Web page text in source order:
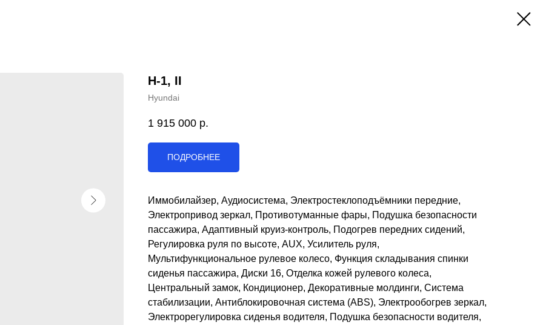
H-1, II
Hyundai
1 915 000 р.
ПОДРОБНЕЕ
Иммобилайзер, Аудиосистема, Электростеклоподъёмники передние,
Электропривод зеркал, Противотуманные фары, Подушка безопасности
пассажира, Адаптивный круиз-контроль, Подогрев передних сидений,
Регулировка руля по высоте, AUX, Усилитель руля,
Мультифункциональное рулевое колесо, Функция складывания спинки
сиденья пассажира, Диски 16, Отделка кожей рулевого колеса,
Центральный замок, Кондиционер, Декоративные молдинги, Система
стабилизации, Антиблокировочная система (ABS), Электрообогрев зеркал,
Электрорегулировка сиденья водителя, Подушка безопасности водителя,